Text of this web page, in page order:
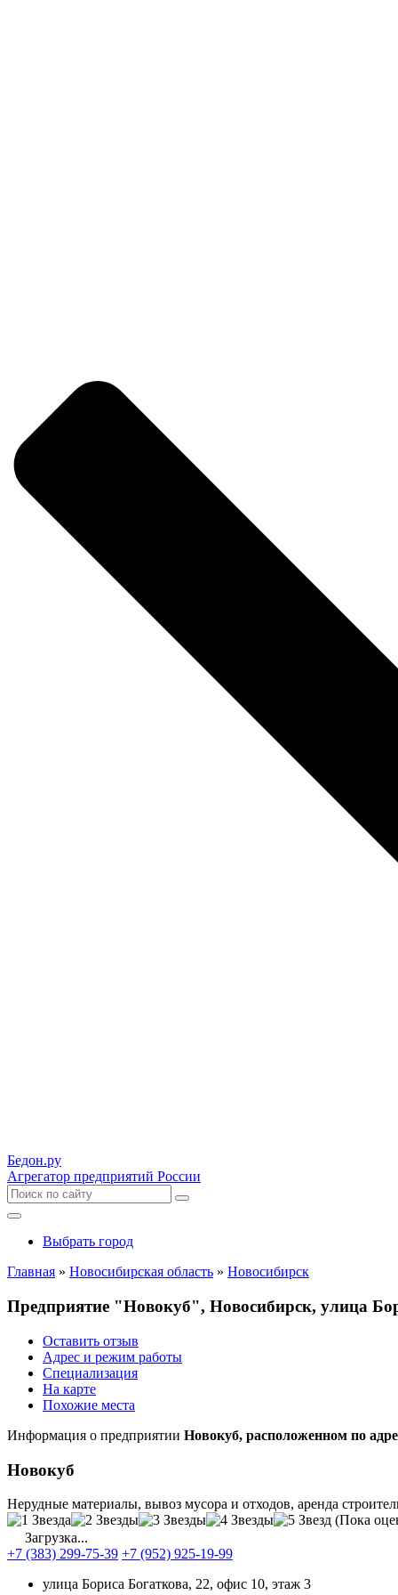
Бедон.ру
Агрегатор предприятий России
Выбрать город
Главная » Новосибирская область » Новосибирск
Предприятие "Новокуб", Новосибирск, улица
Оставить отзыв
Адрес и режим работы
Специализация
На карте
Похожие места
Информация о предприятии Новокуб, расположенном по
Новокуб
Нерудные материалы, вывоз мусора и отходов, аренда
(Пока
Загрузка...
+7 (383) 299-75-39 +7 (952) 925-19-99
улица Бориса Богаткова, 22, офис 10, этаж 3